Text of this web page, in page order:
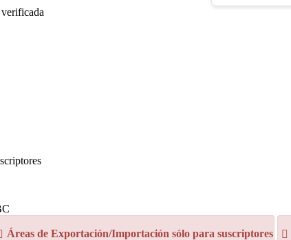
Áreas de Exportación/Importación sólo para suscriptores